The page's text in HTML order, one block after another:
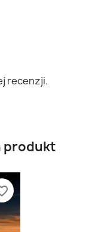
recenzji.
produkt